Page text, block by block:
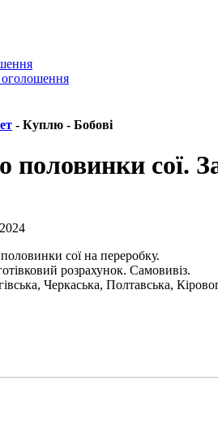
- Куплю - Бобові
половинки сої.
сої на переробку.
розрахунок. Самовивіз.
Черкаська, Полтавська,